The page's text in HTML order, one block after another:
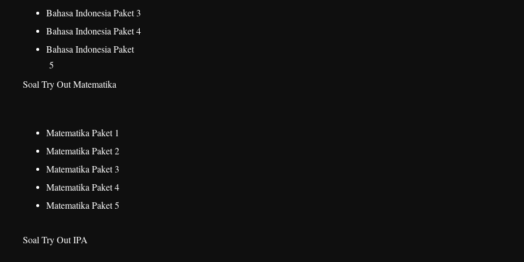
Bahasa Indonesia Paket 3
Bahasa Indonesia Paket 4
Bahasa Indonesia Paket
5
Soal Try Out Matematika
Matematika Paket 1
Matematika Paket 2
Matematika Paket 3
Matematika Paket 4
Matematika Paket 5
Soal Try Out IPA